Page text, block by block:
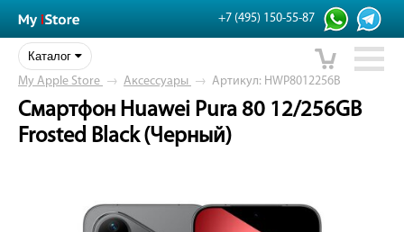
+7 (495) 150-55-87
Каталог
My Apple Store → Аксессуары → Артикул: HWP8012256B
Смартфон Huawei Pura 80 12/256GB
Frosted Black (Черный)